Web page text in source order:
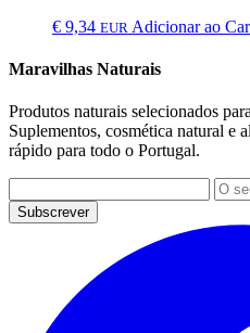
€ 9,34 EUR Adicionar ao
Maravilhas Naturais
Produtos naturais selecionados
Suplementos, cosmética natural e
rápido para todo o Portugal.
Subscrever